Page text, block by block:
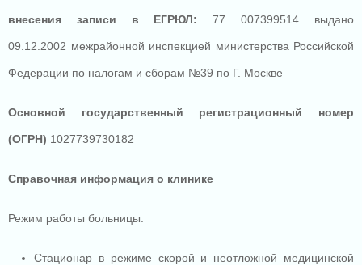
внесения записи в ЕГРЮЛ:77 007399514 выдано
09.12.2002 межрайонной инспекцией министерства Российской
Федерации по налогам и сборам №39 по Г. Москве
Основной государственный регистрационный номер
(ОГРН) 1027739730182
Справочная информация о клинике
Режим работы больницы:
Стационар в режиме скорой и неотложной медицинской